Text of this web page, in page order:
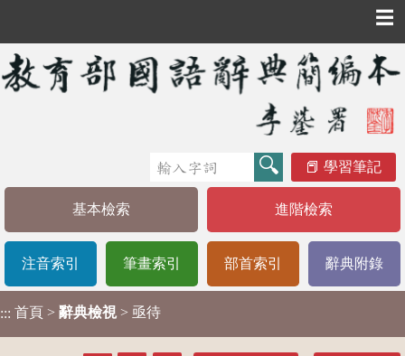
☰
學習筆記
基本檢索 進階檢索
注音索引 筆畫索引 部首索引 辭典附錄
::: 首頁 > 辭典檢視 > 亟待